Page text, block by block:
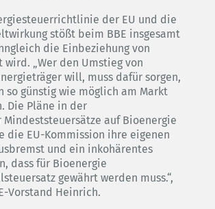
der EU und die
stößt beim BBE insgesamt
die Einbeziehung von
„Wer den Umstieg von
will, muss dafür sorgen,
so günstig wie möglich am Markt
Die Pläne in der
auf Bioenergie
die EU-Kommission ihre eigenen
und ein inkohärentes
dass für Bioenergie
gewährt werden muss.“,
Vorstand Heinrich.